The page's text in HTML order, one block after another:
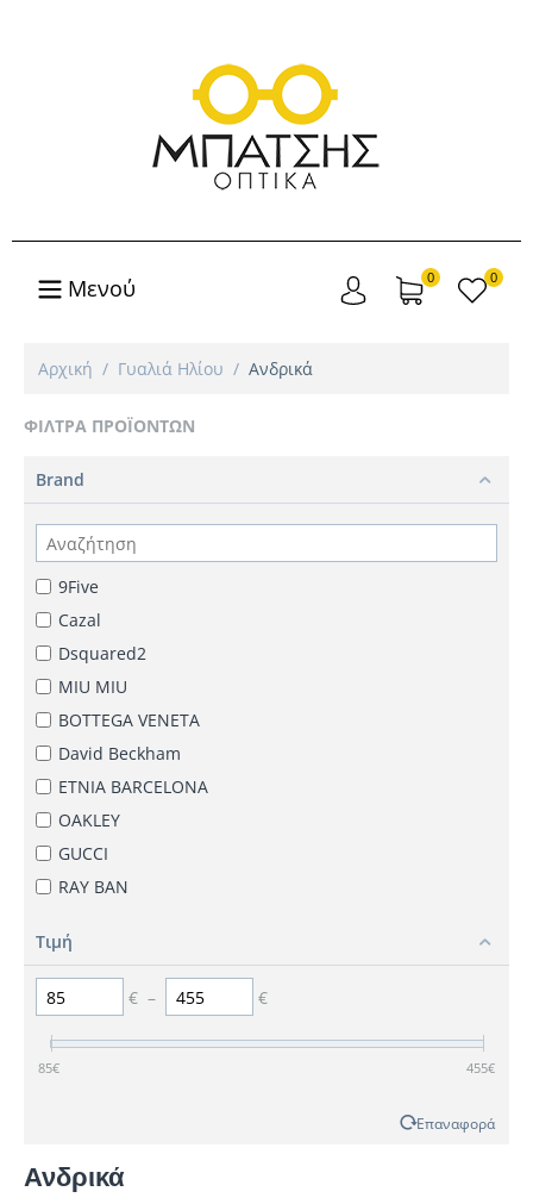
Μενού 0 0
Αρχική / Γυαλιά Ηλίου / Ανδρικά
ΦΊΛΤΡΑ ΠΡΟΪΌΝΤΩΝ
Brand
9Five
Cazal
Dsquared2
MIU MIU
BOTTEGA VENETA
David Beckham
ETNIA BARCELONA
OAKLEY
GUCCI
RAY BAN
VERSACE
Oscar & Frank
TOMMY HILFIGER
CARRERA
Τιμή
€ – €
85€ 455€
Επαναφορά
Ανδρικά